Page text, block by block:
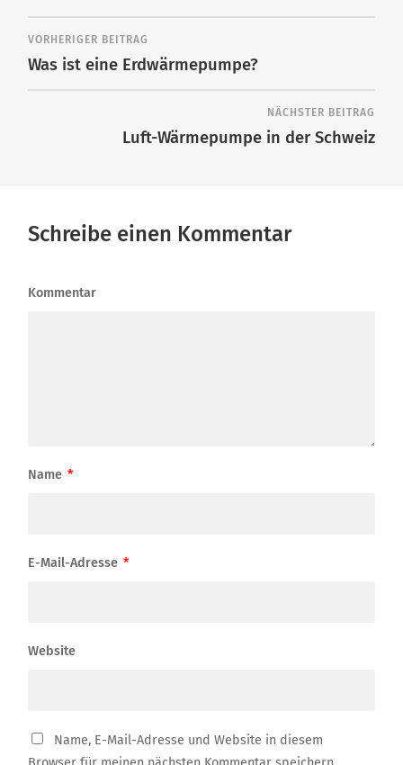
VORHERIGER BEITRAG
Was ist eine Erdwärmepumpe?
NÄCHSTER BEITRAG
Luft-Wärmepumpe in der Schweiz
Schreibe einen Kommentar
Kommentar
Name *
E-Mail-Adresse *
Website
Name, E-Mail-Adresse und Website in diesem